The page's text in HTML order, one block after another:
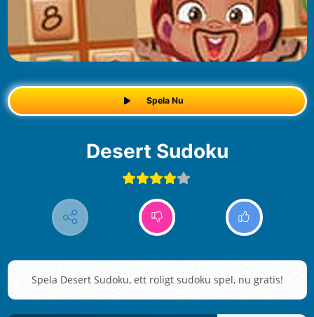
Spela Nu
Desert Sudoku
Spela Desert Sudoku, ett roligt sudoku spel, nu gratis!